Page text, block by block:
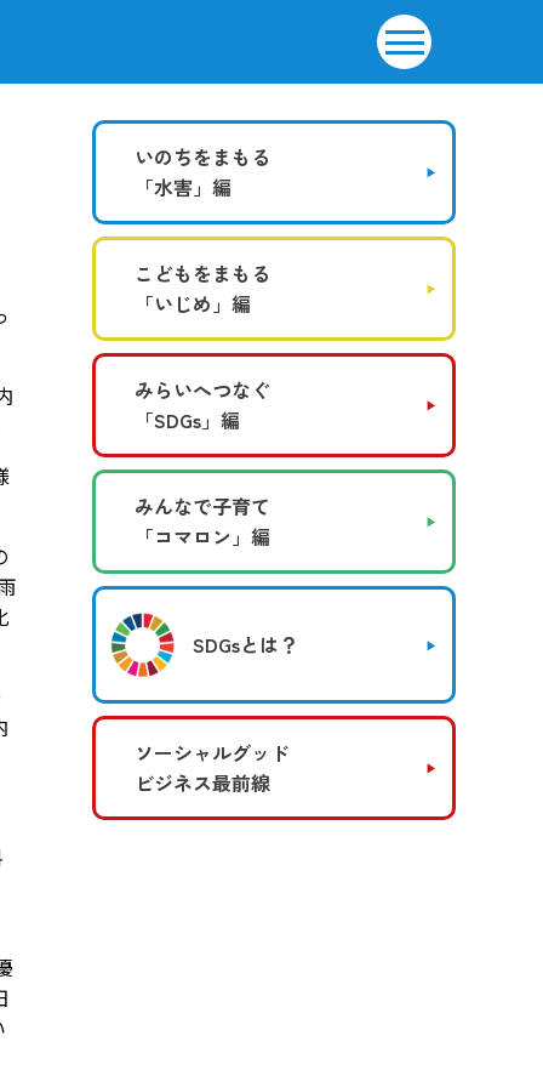
いのちをまもる
「水害」編
こどもをまもる
「いじめ」編
みらいへつなぐ
「SDGs」編
みんなで子育て
「コマロン」編
SDGsとは？
ソーシャルグッド
ビジネス最前線